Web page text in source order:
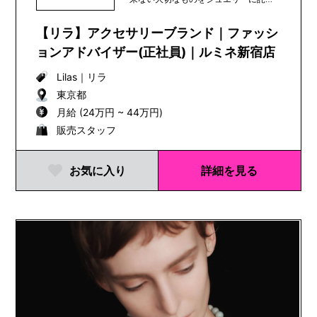
【リラ】アクセサリーブランド｜ファッシ
ョンアドバイザー(正社員)｜ルミネ新宿店
Lilas｜ リラ
東京都
月給 (24万円 ~ 44万円)
販売スタッフ
お気に入り 詳細を見る